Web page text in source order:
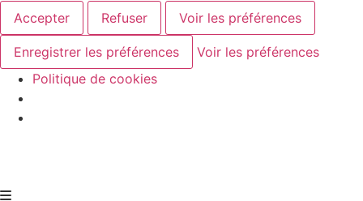
Accepter
Refuser Voir les préférences
Enregistrer les préférences
Voir les préférences
Politique de cookies